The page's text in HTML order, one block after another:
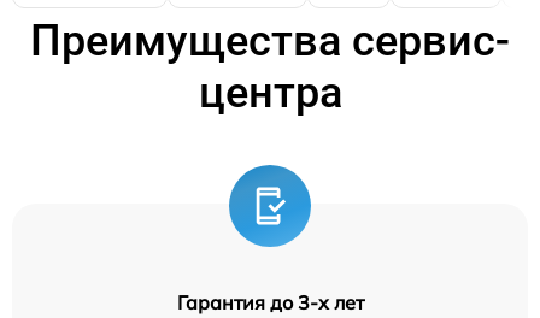
Преимущества сервис-
центра
Гарантия до 3-х лет